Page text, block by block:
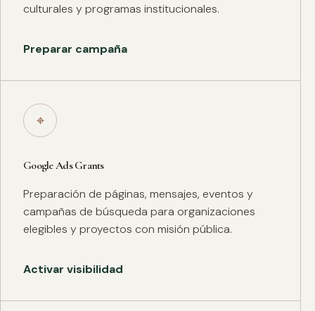
culturales y programas institucionales.
Preparar campaña
⌖
Google Ads Grants
Preparación de páginas, mensajes, eventos y
campañas de búsqueda para organizaciones
elegibles y proyectos con misión pública.
Activar visibilidad